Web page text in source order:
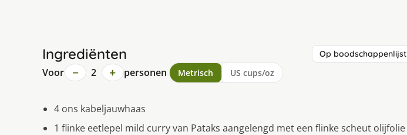
Ingrediënten Op boodschappenlijst
Voor − 2 + personen Metrisch US cups/oz
4 ons kabeljauwhaas
1 flinke eetlepel mild curry van Pataks aangelengd met een flinke scheut olijfolie